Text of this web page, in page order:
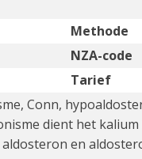
Methode
NZA-code
Tarief
Conn,
dient het
en